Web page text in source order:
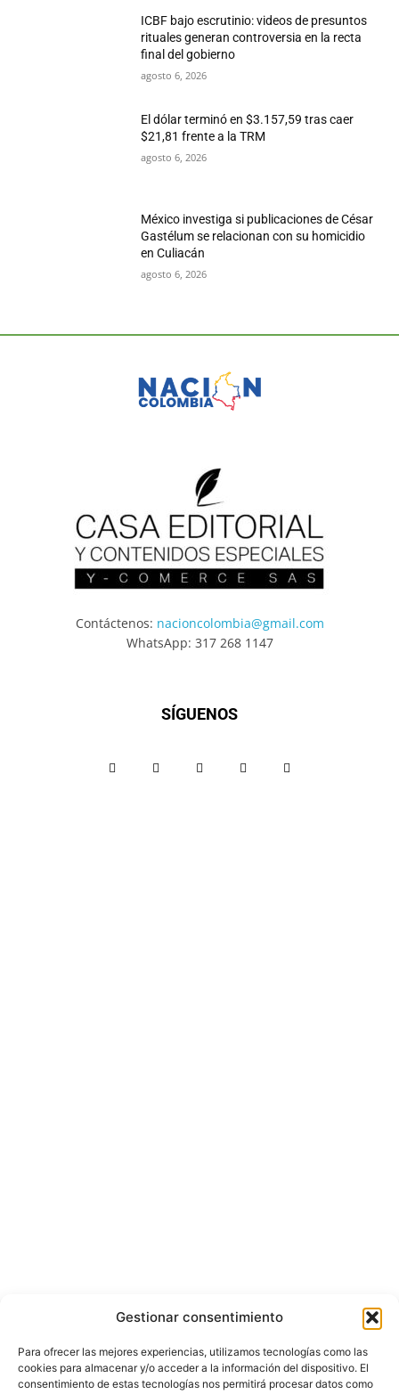
Gestionar consentimiento
Para ofrecer las mejores experiencias, utilizamos tecnologías como las
cookies para almacenar y/o acceder a la información del dispositivo. El
consentimiento de estas tecnologías nos permitirá procesar datos como
ICBF bajo escrutinio: videos de presuntos
rituales generan controversia en la recta
final del gobierno
agosto 6, 2026
El dólar terminó en $3.157,59 tras caer
$21,81 frente a la TRM
agosto 6, 2026
México investiga si publicaciones de César
Gastélum se relacionan con su homicidio
en Culiacán
agosto 6, 2026
Contáctenos: nacioncolombia@gmail.com
WhatsApp: 317 268 1147
SÍGUENOS